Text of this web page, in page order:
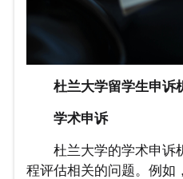
杜兰大学留学生申诉
学术申诉
杜兰大学的学术申诉
程评估相关的问题。例如